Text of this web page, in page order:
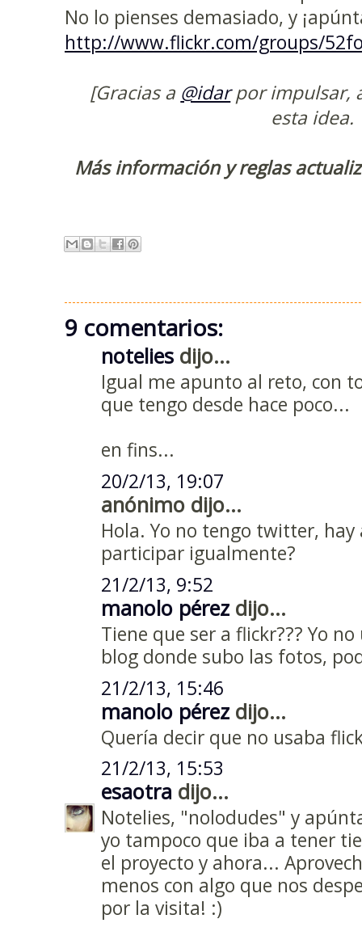
No lo pienses demasiado, y
http://www.flickr.com/groups/
[Gracias a @idarpor impulsar,
esta
Más información y reglas
9 comentarios:
notelies dijo...
Igual me apunto al reto, con
que tengo desde hace poco...
en fins...
20/2/13, 19:07
anónimo dijo...
Hola. Yo no tengo twitter,
participar igualmente?
21/2/13, 9:52
manolo pérez dijo...
Tiene que ser a flickr??? Yo
blog donde subo las fotos,
21/2/13, 15:46
manolo pérez dijo...
Quería decir que no usaba
21/2/13, 15:53
esaotra dijo...
Notelies, "nolodudes" y
yo tampoco que iba a tener
el proyecto y ahora...
menos con algo que nos
por la visita! :)